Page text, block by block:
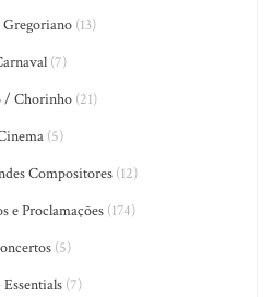
Gregoriano (13)
(7)
/ Chorinho (21)
(5)
Compositores(12)
e Proclamações(174)
(5)
(7)